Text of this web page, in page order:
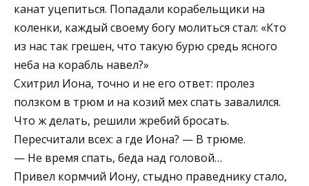
канат уцепиться. Попадали корабельщики на
коленки, каждый своему богу молиться стал: «Кто
из нас так грешен, что такую бурю средь ясного
неба на корабль навел?»
Схитрил Иона, точно и не его ответ: пролез
ползком в трюм и на козий мех спать завалился.
Что ж делать, решили жребий бросать.
Пересчитали всех: а где Иона? — В трюме.
— Не время спать, беда над головой…
Привел кормчий Иону, стыдно праведнику стало,